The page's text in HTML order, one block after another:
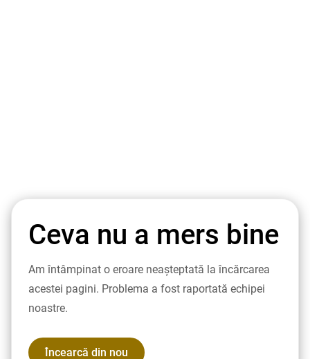
Ceva nu a mers bine
Am întâmpinat o eroare neașteptată la încărcarea
acestei pagini. Problema a fost raportată echipei
noastre.
Încearcă din nou